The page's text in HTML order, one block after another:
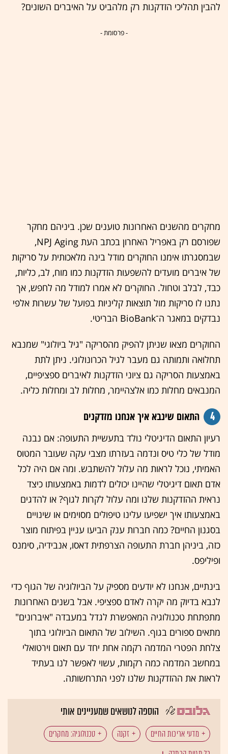
להבין תהליכי הזדקנות רק מלהביט על האיברים השונים?
- פרסומת -
מחקרים מהשנים האחרונות טוענים שכן. ביניהם מחקר
שפורסם רק באפריל האחרון בכתב העת NPJ Aging,
שבמסגרתו אימנו החוקרים מודל בינה מלאכותית על סריקות
של איברים מועדים להשפעות הזדקנות כמו מוח, לב, כליות,
כבד, לבלב וטחול. החוקרים לא אמרו למודל מה לחפש, אך
נתנו לו סריקות מול תוצאות קליניות בפועל של עשרות אלפי
נבדקים במאגר ה־BioBank הבריטי.
החוקרים מצאו שניתן להפיק מהסריקה "גיל ביולוגי" שמנבא
תחלואה ותמותה גם מעבר לגיל הכרונולוגי. ניתן לתת
באמצעות הסריקה גם ציוני הזדקנות לאיברים ספציפיים,
המנבאים מחלות כמו אלצהיימר, מחלות לב ומחלות כליה.
4 התאום שינבא איך אנחנו מזדקנים
רעיון התאום הדיגיטלי נולד בתעשיית התעופה: אם נבנה
מודל של כלי טיס ונדמה בעזרתו מצבי עקה שעובר המטוס
האמיתי, נוכל לראות מה עלול להשתבש. ומה אם היה לכל
אדם תאום דיגיטלי שהיינו יכולים לדמות באמצעותו כיצד
נראית ההזדקנות שלנו ומה עלול לקרות לגוף? או להדגים
באמצעותו איך ישפיעו עלינו טיפולים מסוימים או שינויים
בסגנון החיים? כמה חברות ענק הביעו עניין בפיתוח מוצר
כזה, ביניהן חברת התעופה הצרפתית דאסו, אנבידיה, סימנס
ופיליפס.
בינתיים, אנחנו לא יודעים מספיק על הביולוגיה של הגוף כדי
לנבא בדיוק מה יקרה לאדם ספציפי. אבל בשנים האחרונות
מתפתחת טכנולוגיה המאפשרת לגדל במעבדה "איברונים"
מתאים ספורים בגוף. השילוב של התאום הביולוגי בתוך
צלחת הפטרי המדמה רקמה אחת יחד עם תאום וירטואלי
במחשב המדמה כמה רקמות, עשוי לאפשר לנו בעתיד
לראות את ההזדקנות שלנו לפני התרחשותה.
הוספה לנושאים שמעניינים אותי
מדעי אריכות החיים זקנה
טכנולוגיה: מחקרים